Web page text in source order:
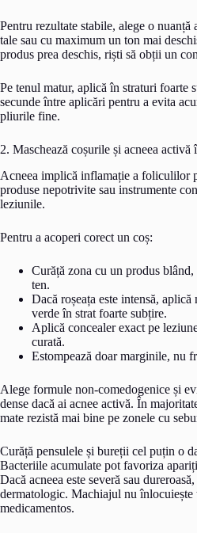
Pentru rezultate stabile, alege o
tale sau cu maximum un ton mai
produs prea deschis, riști să obții un
Pe tenul matur, aplică în straturi foarte
secunde între aplicări pentru a evita
pliurile fine.
2. Maschează coșurile și acneea
Acneea implică inflamație a foliculilor
produse nepotrivite sau instrumente
leziunile.
Pentru a acoperi corect un coș:
Curăță zona cu un produs
ten.
Dacă roșeața este intensă,
verde în strat foarte subțire.
Aplică concealer exact pe
curată.
Estompează doar marginile, nu
Alege formule non-comedogenice și
dense dacă ai acnee activă. În
mate rezistă mai bine pe zonele cu
Curăță pensulele și bureții cel puțin o
Bacteriile acumulate pot favoriza
Dacă acneea este severă sau
dermatologic. Machiajul nu înlocuiește
medicamentos.